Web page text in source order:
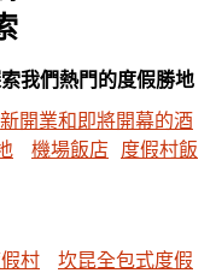
我們熱門的度假勝地
新開業和即將開幕的酒
機場飯店 度假村飯
村
坎昆全包式度假